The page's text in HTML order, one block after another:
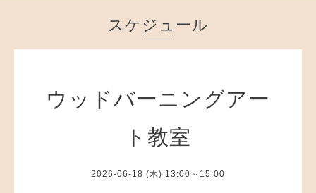
スケジュール
ウッドバーニングアー
ト教室
2026-06-18 (木) 13:00～15:00